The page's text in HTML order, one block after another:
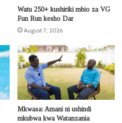
Watu 250+ kushiriki mbio za VG
Fun Run kesho Dar
August 7, 2026
Mkwasa: Amani ni ushindi
mkubwa kwa Watanzania